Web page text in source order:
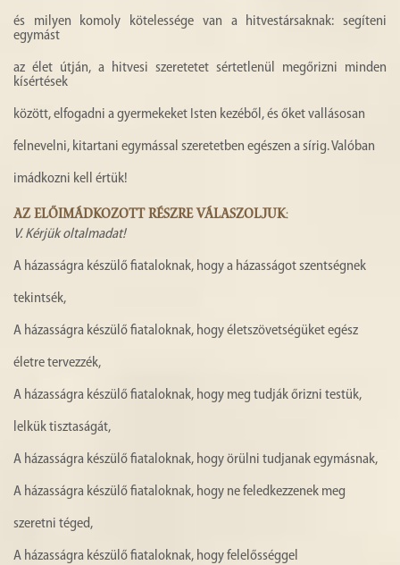
és milyen komoly kötelessége van a hitvestársaknak: segíteni
egymást
az élet útján, a hitvesi szeretetet sértetlenül megőrizni minden
kísértések
között, elfogadni a gyermekeket Isten kezéből, és őket vallásosan
felnevelni, kitartani egymással szeretetben egészen a sírig. Valóban
imádkozni kell értük!
AZ ELŐIMÁDKOZOTT RÉSZRE VÁLASZOLJUK:
V.Kérjük oltalmadat!
A házasságra készülő fiataloknak, hogy a házasságot szentségnek
tekintsék,
A házasságra készülő fiataloknak, hogy életszövetségüket egész
életre tervezzék,
A házasságra készülő fiataloknak, hogy meg tudják őrizni testük,
lelkük tisztaságát,
A házasságra készülő fiataloknak, hogy örülni tudjanak egymásnak,
A házasságra készülő fiataloknak, hogy ne feledkezzenek meg
szeretni téged,
A házasságra készülő fiataloknak, hogy felelősséggel